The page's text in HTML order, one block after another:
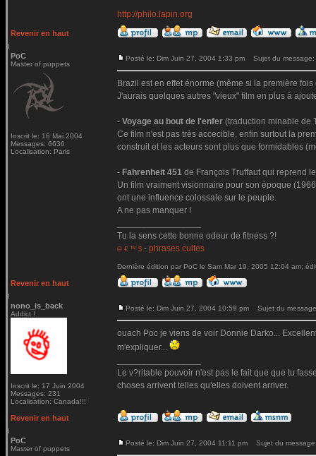
http://philo.lapin.org
Revenir en haut
PoC
Master of puppets
Inscrit le: 16 Mai 2004
Messages: 6636
Localisation: Paris
Posté le: Dim Juin 27, 2004 1:33 pm Sujet du message:
Brazil est en effet énorme (même si la première
J'aurais quelques autres "vieux" film en plus à
- Voyage au bout de l'enfer (traduction minable de
Ce film n'est pas très accecible, enfin surtout la
construit et les acteurs sont plus que formidables
- Fahrenheit 451 de François Truffaut qui reprend
Un film vraiment visionnaire pour son époque
ont une influence colossale sur le peuple.
A ne pas manquer !
Tu la sens cette bonne odeur de fitness ?!
© € ™ $ - phrases cultes
Dernière édition par PoC le Sam Mar 19, 2005 12:04 am;
Revenir en haut
nono_is_back
Addict !
Inscrit le: 17 Juin 2004
Messages: 231
Localisation: Canada!!!
Posté le: Dim Juin 27, 2004 10:59 pm Sujet du
ouach Poc je viens de voir Donnie Darko...
m'expliquer...
Le v?ritable pouvoir n'est pas le fait que que tu
choses arrivent telles qu'elles doivent arriver.
Revenir en haut
PoC
Master of puppets
Posté le: Dim Juin 27, 2004 11:11 pm Sujet du